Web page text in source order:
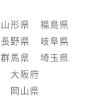
山形県
福島県
長野県
岐阜県
群馬県
埼玉県
大阪府
岡山県